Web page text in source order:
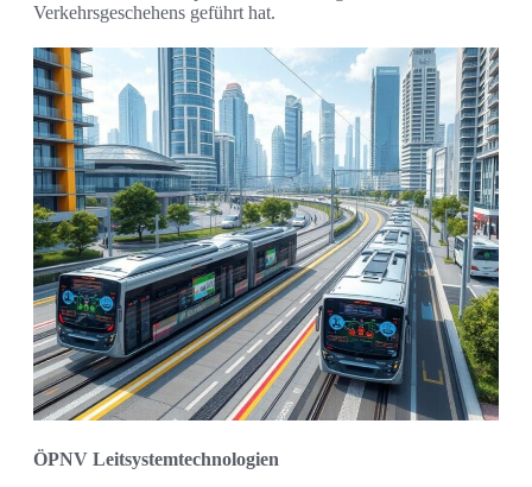
Verkehrsgeschehens geführt hat.
ÖPNV Leitsystemtechnologien